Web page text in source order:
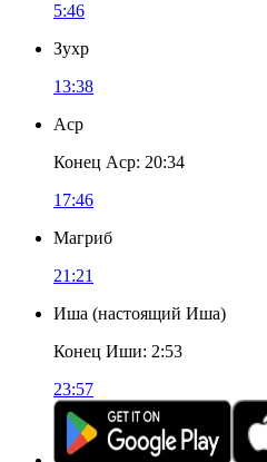
5:46
Зухр
13:38
Аср
Конец Аср: 20:34
17:46
Магриб
21:21
Иша (настоящий Иша)
Конец Иши: 2:53
23:57